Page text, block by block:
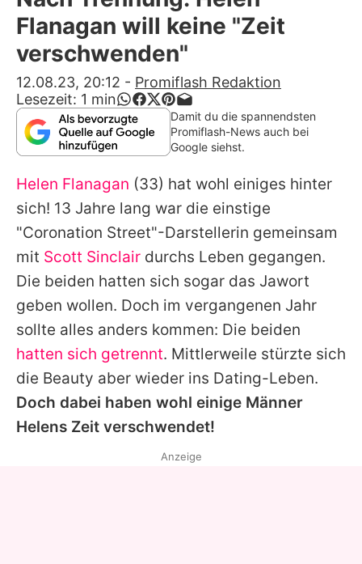
Alle Themen auf Promiflash
Jobs
App runterladen
Team
Redaktionelle Richtlinien
Impressum
Datenschutzerklärung
Nutzungsbedingungen
Utiq verwalten
Flanagan will keine "Zeit
verschwenden"
12.08.23, 20:12 - Promiflash Redaktion
Lesezeit: 1 min
Damit du die spannendsten
Promiflash-News auch bei
Google siehst.
Helen Flanagan (33) hat wohl einiges hinter
sich! 13 Jahre lang war die einstige
"Coronation Street"-Darstellerin gemeinsam
mit Scott Sinclair durchs Leben gegangen.
Die beiden hatten sich sogar das Jawort
geben wollen. Doch im vergangenen Jahr
sollte alles anders kommen: Die beiden
hatten sich getrennt. Mittlerweile stürzte sich
die Beauty aber wieder ins Dating-Leben.
Doch dabei haben wohl einige Männer
Helens Zeit verschwendet!
Anzeige